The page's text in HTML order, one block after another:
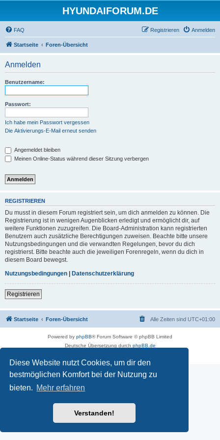
Diese Website nutzt Cookies, um dir den
bestmöglichen Komfort bei der Nutzung zu
bieten. Mehr erfahren
Verstanden!
HYUNDAIFORUM.DE
FAQ Anmelden
Registrieren
Startseite Foren-Übersicht
Anmelden
Benutzername:
Passwort:
Ich habe mein Passwort vergessen
Die Aktivierungs-E-Mail erneut senden
Angemeldet bleiben
Meinen Online-Status während dieser Sitzung verbergen
REGISTRIEREN
Du musst in diesem Forum registriert sein, um dich anmelden zu können. Die
Registrierung ist in wenigen Augenblicken erledigt und ermöglicht dir, auf
weitere Funktionen zuzugreifen. Die Board-Administration kann registrierten
Benutzern auch zusätzliche Berechtigungen zuweisen. Beachte bitte unsere
Nutzungsbedingungen und die verwandten Regelungen, bevor du dich
registrierst. Bitte beachte auch die jeweiligen Forenregeln, wenn du dich in
diesem Board bewegst.
Nutzungsbedingungen | Datenschutzerklärung
Registrieren
Startseite Foren-Übersicht Alle Zeiten sind UTC+01:00
Powered by phpBB® Forum Software © phpBB Limited
Deutsche Übersetzung durch phpBB.de